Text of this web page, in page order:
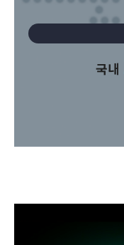
국내